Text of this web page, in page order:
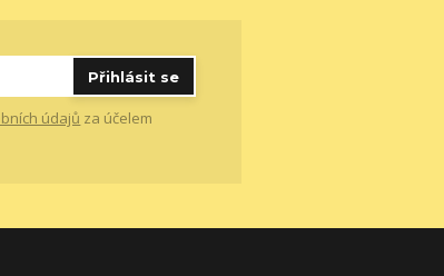
Přihlásit se
údajů za účelem